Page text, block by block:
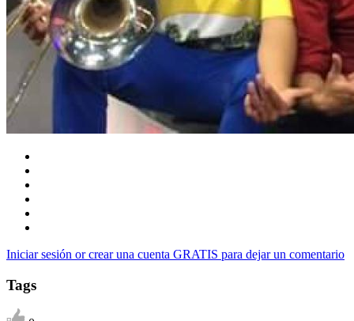
Iniciar sesión or crear una cuenta GRATIS para dejar un comentario
Tags